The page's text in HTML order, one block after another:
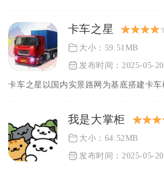
卡车之星
大小：59.51MB
发布时间：2025-05-20
我是大掌柜
大小：64.52MB
发布时间：2025-05-20